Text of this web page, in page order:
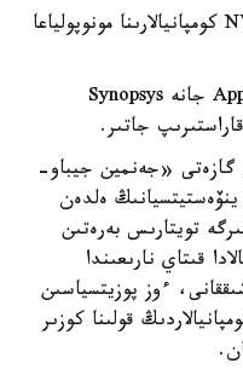
سونىمەن قاتار Google مەن NVIDIA كومپانيالارىنا مونوپولياعا
بۇدان وزگە، قىتاي Apple, Broadcom جانە Synopsys
جاتىر.
گازەتى «جەنمين جيباو-
ينۆەستيتسيانىڭ ەلدەن
تويتارىس بەرەتىن
قىتاي نارىعىندا
ءوز پوزيتسياسىن
قولىنا كوزىر